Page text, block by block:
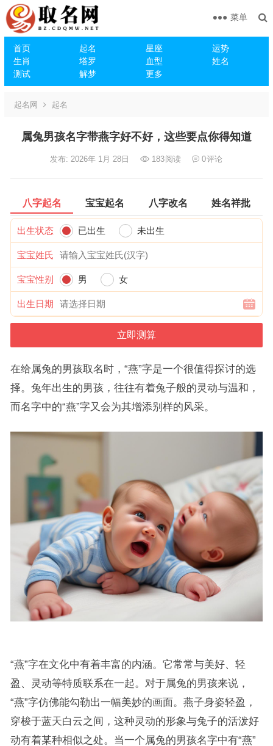
首页 起名 星座
运势
生肖
塔罗 血型
姓名
测试
解梦 更多
菜单
起名网 起名
属兔男孩名字带燕字好不好，这些要点你得知道
发布: 2026年 1月 28日 183阅读 0评论
八字起名 宝宝起名 八字改名 姓名祥批
出生状态 已出生 未出生
宝宝姓氏
宝宝性别 男 女
出生日期
在给属兔的男孩取名时，“燕”字是一个很值得探讨的选
择。兔年出生的男孩，往往有着兔子般的灵动与温和，
而名字中的“燕”字又会为其增添别样的风采。
“燕”字在文化中有着丰富的内涵。它常常与美好、轻
盈、灵动等特质联系在一起。对于属兔的男孩来说，
“燕”字仿佛能勾勒出一幅美妙的画面。燕子身姿轻盈，
穿梭于蓝天白云之间，这种灵动的形象与兔子的活泼好
动有着某种相似之处。当一个属兔的男孩名字中有“燕”